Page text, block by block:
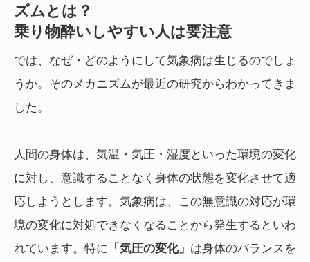
ズムとは？
乗り物酔いしやすい人は要注意
では、なぜ・どのようにして気象病は生じるのでしょ
うか。そのメカニズムが最近の研究からわかってきま
した。
人間の身体は、気温・気圧・湿度といった環境の変化
に対し、意識することなく身体の状態を変化させて適
応しようとします。気象病は、この無意識の対応が環
境の変化に対処できなくなることから発生するといわ
れています。特に 「気圧の変化」 は身体のバランスを